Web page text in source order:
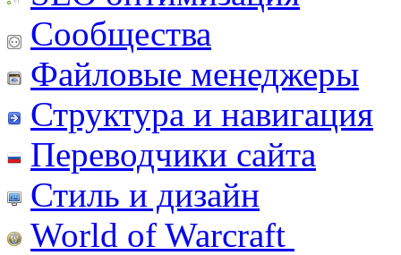
Сообщества
Файловые менеджеры
Структура и навигация
Переводчики сайта
Стиль и дизайн
World of Warcraft